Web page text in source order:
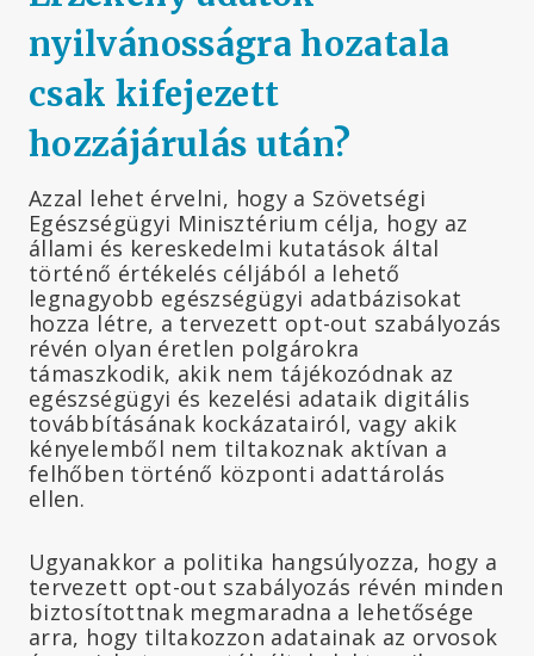
nyilvánosságra hozatala
csak kifejezett
hozzájárulás után?
Azzal lehet érvelni, hogy a Szövetségi
Egészségügyi Minisztérium célja, hogy az
állami és kereskedelmi kutatások által
történő értékelés céljából a lehető
legnagyobb egészségügyi adatbázisokat
hozza létre, a tervezett opt-out szabályozás
révén olyan éretlen polgárokra
támaszkodik, akik nem tájékozódnak az
egészségügyi és kezelési adataik digitális
továbbításának kockázatairól, vagy akik
kényelemből nem tiltakoznak aktívan a
felhőben történő központi adattárolás
ellen.
Ugyanakkor a politika hangsúlyozza, hogy a
tervezett opt-out szabályozás révén minden
biztosítottnak megmaradna a lehetősége
arra, hogy tiltakozzon adatainak az orvosok